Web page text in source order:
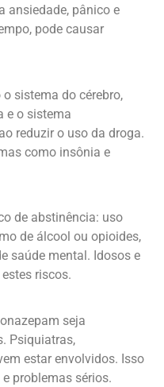
ansiedade, pânico e
pode causar
sistema do cérebro,
e o sistema
reduzir o uso da droga.
como insônia e
de abstinência: uso
de álcool ou opioides,
saúde mental. Idosos e
riscos.
seja
Psiquiatras,
estar envolvidos. Isso
problemas sérios.